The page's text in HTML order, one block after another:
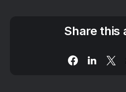
Share this